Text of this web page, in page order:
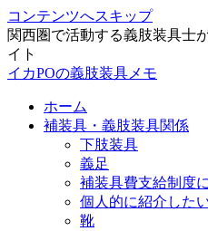
コンテンツへスキップ
関西圏で活動する義肢装具士
イト
イカPOの義肢装具メモ
ホーム
補装具・義肢装具関係
下肢装具
義足
補装具費支給制度
個人的に紹介した
靴